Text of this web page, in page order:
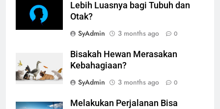
Lebih Luasnya bagi Tubuh dan
Otak?
SyAdmin
3 months ago 0
Bisakah Hewan Merasakan
Kebahagiaan?
SyAdmin
3 months ago 0
Melakukan Perjalanan Bisa